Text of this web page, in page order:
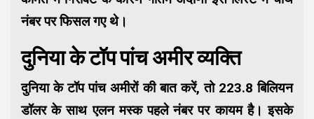
नंबर पर फिसल गए थे।
दुनिया के टॉप पांच अमीर व्यक्ति
दुनिया के टॉप पांच अमीरों की बात करें, तो 223.8 बिलियन
डॉलर के साथ एलन मस्क पहले नंबर पर कायम है। इसके